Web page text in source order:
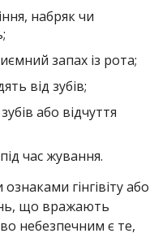
набряк чи
запах із рота;
від зубів;
або відчуття
час жування.
гінгівіту або
що вражають
небезпечним є те,